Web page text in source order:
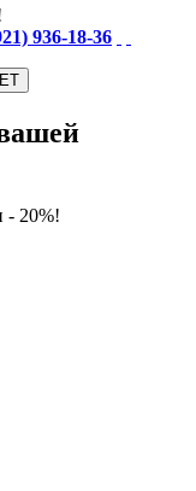
936-18-36
- 20%!